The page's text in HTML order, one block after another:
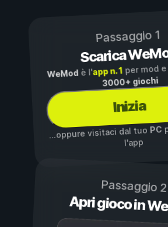
Passaggio 1
Scarica
WeMod è l'app n. 1per mod
3000+ giochi
Inizia
...oppure visitaci dal tuoPC
l'app
Passaggio 2
Apri gioco in